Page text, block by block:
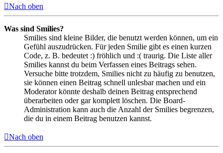
Nach oben
Was sind Smilies?
Smilies sind kleine Bilder, die benutzt werden können, um ein
Gefühl auszudrücken. Für jeden Smilie gibt es einen kurzen
Code, z. B. bedeutet :) fröhlich und :( traurig. Die Liste aller
Smilies kannst du beim Verfassen eines Beitrags sehen.
Versuche bitte trotzdem, Smilies nicht zu häufig zu benutzen,
sie können einen Beitrag schnell unlesbar machen und ein
Moderator könnte deshalb deinen Beitrag entsprechend
überarbeiten oder gar komplett löschen. Die Board-
Administration kann auch die Anzahl der Smilies begrenzen,
die du in einem Beitrag benutzen kannst.
Nach oben